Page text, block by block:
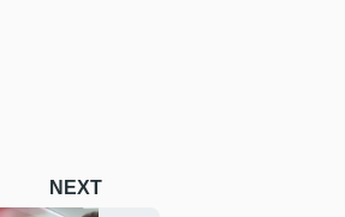
NEXT